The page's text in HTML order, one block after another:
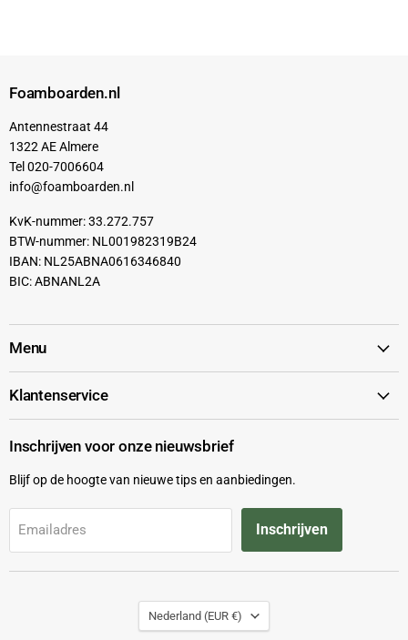
Foamboarden.nl
Antennestraat 44
1322 AE Almere
Tel 020-7006604
info@foamboarden.nl
KvK-nummer: 33.272.757
BTW-nummer: NL001982319B24
IBAN: NL25ABNA0616346840
BIC: ABNANL2A
Menu
Klantenservice
Inschrijven voor onze nieuwsbrief
Blijf op de hoogte van nieuwe tips en aanbiedingen.
Emailadres Inschrijven
Land
Nederland (EUR €)